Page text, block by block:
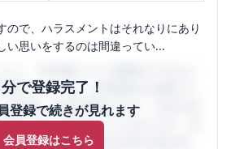
ので、ハラスメントはそれなりにあり
い思いをするのは間違ってい...
で登録完了！
登録で続きが見れます
会員登録はこちら
シーハブ)は、女性限定の企業口コ
給与面・女性の働きやすさ・会社の評
気にすべき点がたくさんあります。先
コミを通して、本当の会社の姿を知